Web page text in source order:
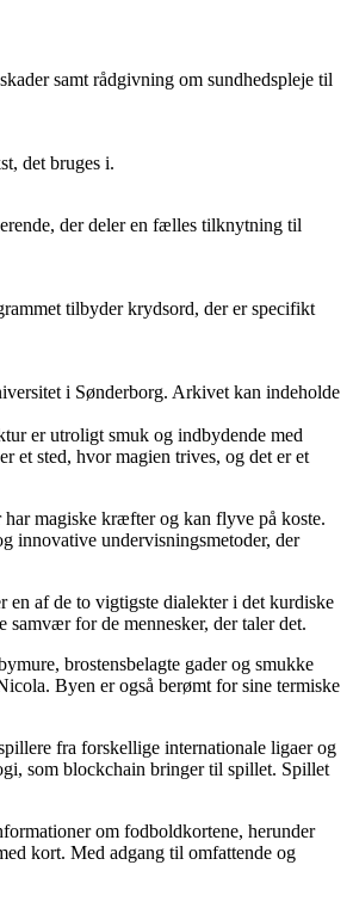
samt rådgivning om sundhedspleje til
det bruges i.
der deler en fælles tilknytning til
tilbyder krydsord, der er specifikt
i Sønderborg. Arkivet kan indeholde
er utroligt smuk og indbydende med
et sted, hvor magien trives, og det er et
har magiske kræfter og kan flyve på koste.
innovative undervisningsmetoder, der
en af de to vigtigste dialekter i det kurdiske
for de mennesker, der taler det.
brostensbelagte gader og smukke
Byen er også berømt for sine termiske
fra forskellige internationale ligaer og
som blockchain bringer til spillet. Spillet
om fodboldkortene, herunder
kort. Med adgang til omfattende og